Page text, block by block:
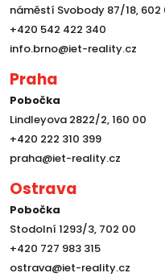
náměstí Svobody 87/18, 602
+420 542 422 340
info.brno@iet-reality.cz
Praha
Pobočka
Lindleyova 2822/2, 160 00
+420 222 310 399
praha@iet-reality.cz
Ostrava
Pobočka
Stodolní 1293/3, 702 00
+420 727 983 315
ostrava@iet-reality.cz